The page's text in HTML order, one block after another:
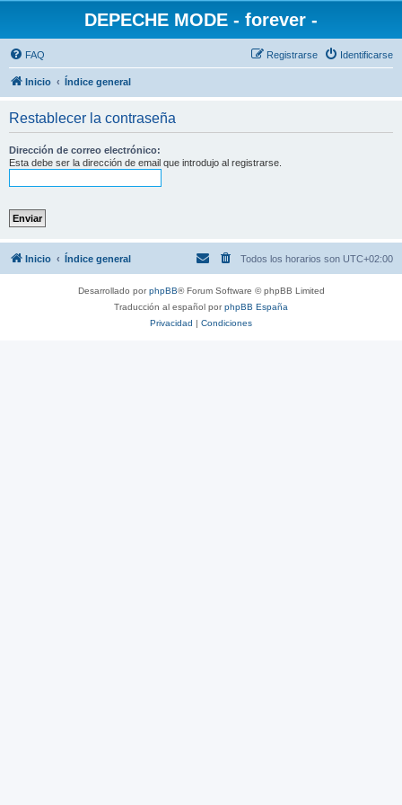
DEPECHE MODE - forever -
FAQ Identificarse
Registrarse
Inicio Índice general
Restablecer la contraseña
Dirección de correo electrónico:
Esta debe ser la dirección de email que introdujo al registrarse.
Inicio Índice general Todos los horarios son UTC+02:00
Desarrollado porphpBB® Forum Software © phpBB Limited
Traducción al español porphpBB España
Privacidad | Condiciones